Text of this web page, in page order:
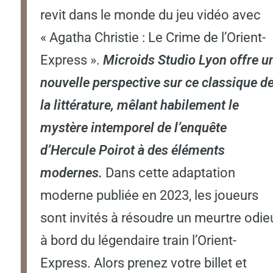
revit dans le monde du jeu vidéo avec
« Agatha Christie : Le Crime de l’Orient-
Express ». Microids Studio Lyon offre
nouvelle perspective sur ce classique
la littérature, mêlant habilement le
mystère intemporel de l’enquête
d’Hercule Poirot à des éléments
modernes. Dans cette adaptation
moderne publiée en 2023, les joueurs
sont invités à résoudre un meurtre
à bord du légendaire train l’Orient-
Express. Alors prenez votre billet et